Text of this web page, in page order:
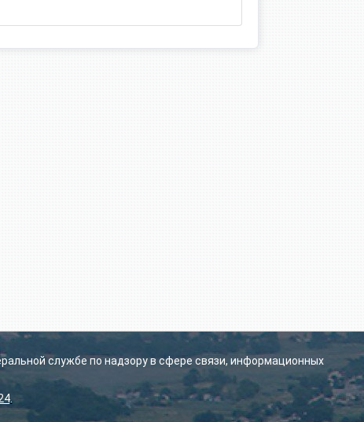
службе по надзору в сфере связи, информационных
.